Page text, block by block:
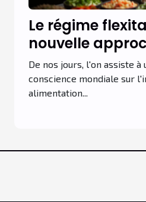
Le régime
nouvelle
l'alimentation
De nos jours, l'on assiste à
conscience mondiale sur
alimentation...